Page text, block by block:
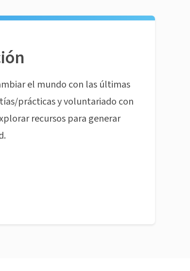
el mundo con las últimas
prácticas y voluntariado con
recursos para generar